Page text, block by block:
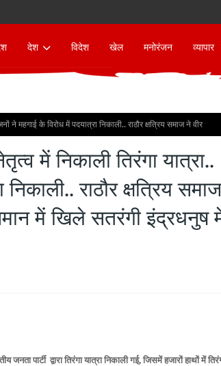
देश विदेश खेल मनोरंजन व्यापार
महगाई के विरोध में पदयात्रा निकाली.. राठौर क्षत्रिय समाज ने वीर
में निकाली तिरंगा यात्रा..
राठौर क्षत्रिय समाज
में खिले सतरंगी इंद्रधनुष
पार्टी द्वारा तिरंगा यात्रा निकाली गई, जिसमें हजारों हाथों में